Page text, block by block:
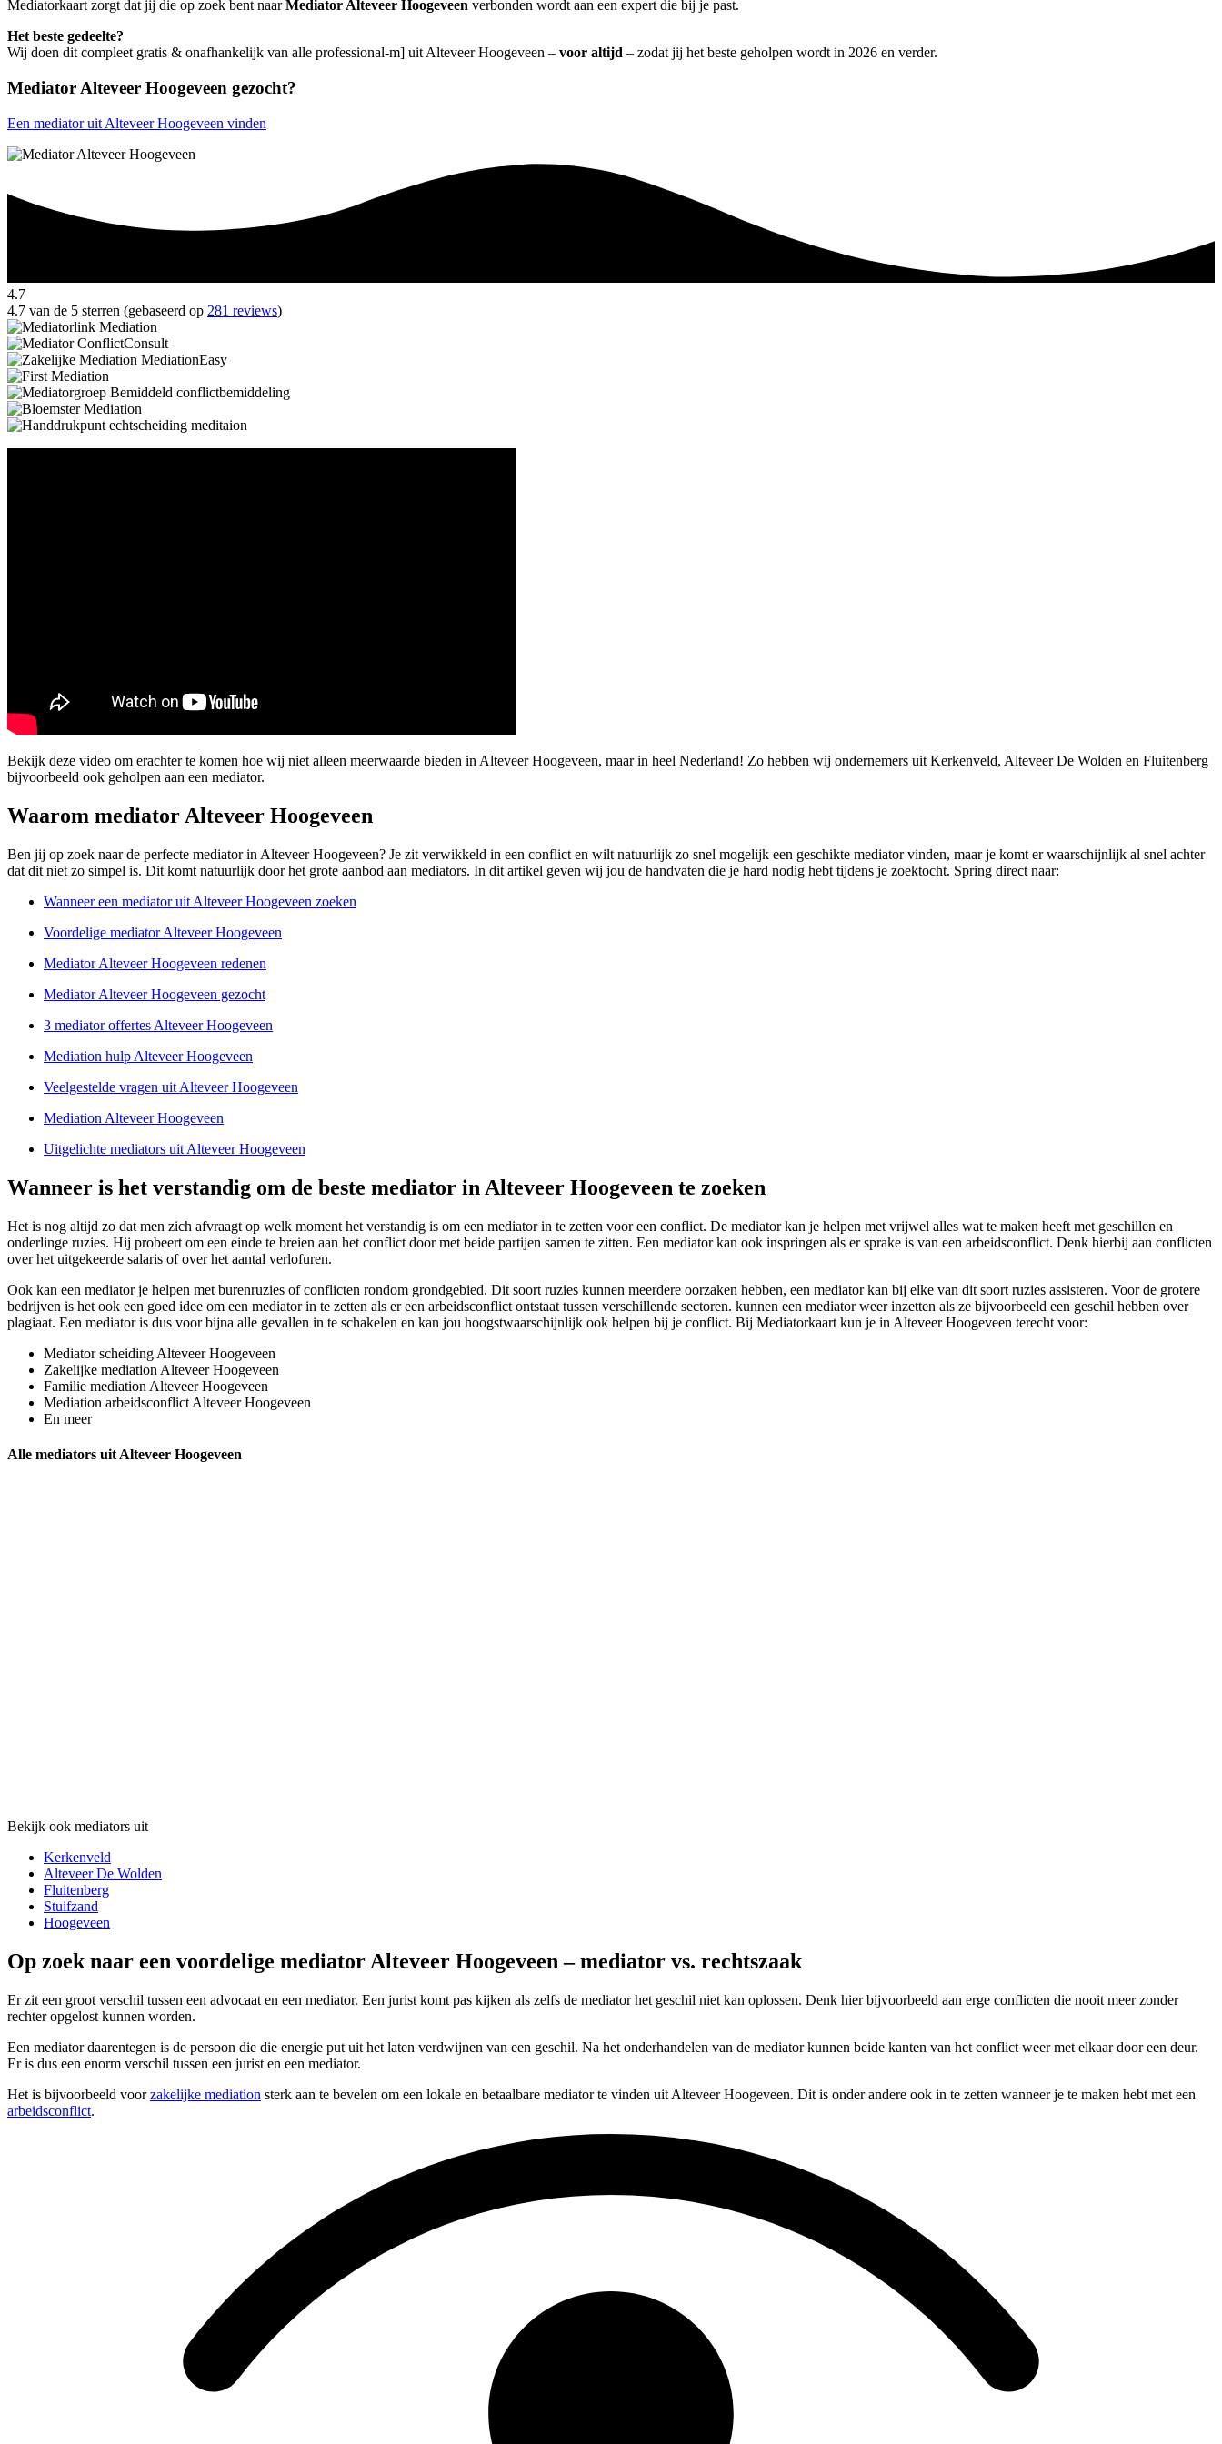
Mediatorkaart zorgt dat jij die op zoek bent naarMediator Alteveer Hoogeveen verbonden wordt aan een expert die bij je past.
Het beste gedeelte?
Wij doen dit compleet gratis & onafhankelijk van alle professional-m] uit Alteveer Hoogeveen – voor altijd – zodat jij het beste geholpen wordt in 2026 en verder.
Mediator Alteveer Hoogeveen gezocht?
Een mediator uit Alteveer Hoogeveen vinden
4.7
4.7 van de 5 sterren (gebaseerd op 281 reviews)
Bekijk deze video om erachter te komen hoe wij niet alleen meerwaarde bieden in Alteveer Hoogeveen, maar in heel Nederland! Zo hebben wij ondernemers uit Kerkenveld, Alteveer De Wolden en Fluitenberg
bijvoorbeeld ook geholpen aan een mediator.
Waarom mediator Alteveer Hoogeveen
Ben jij op zoek naar de perfecte mediator in Alteveer Hoogeveen? Je zit verwikkeld in een conflict en wilt natuurlijk zo snel mogelijk een geschikte mediator vinden, maar je komt er waarschijnlijk al snel achter
dat dit niet zo simpel is. Dit komt natuurlijk door het grote aanbod aan mediators. In dit artikel geven wij jou de handvaten die je hard nodig hebt tijdens je zoektocht. Spring direct naar:
Wanneer een mediator uit Alteveer Hoogeveen zoeken
Voordelige mediator Alteveer Hoogeveen
Mediator Alteveer Hoogeveen redenen
Mediator Alteveer Hoogeveen gezocht
3 mediator offertes Alteveer Hoogeveen
Mediation hulp Alteveer Hoogeveen
Veelgestelde vragen uit Alteveer Hoogeveen
Mediation Alteveer Hoogeveen
Uitgelichte mediators uit Alteveer Hoogeveen
Wanneer is het verstandig om de beste mediator in Alteveer Hoogeveen te zoeken
Het is nog altijd zo dat men zich afvraagt op welk moment het verstandig is om een mediator in te zetten voor een conflict. De mediator kan je helpen met vrijwel alles wat te maken heeft met geschillen en
onderlinge ruzies. Hij probeert om een einde te breien aan het conflict door met beide partijen samen te zitten. Een mediator kan ook inspringen als er sprake is van een arbeidsconflict. Denk hierbij aan conflicten
over het uitgekeerde salaris of over het aantal verlofuren.
Ook kan een mediator je helpen met burenruzies of conflicten rondom grondgebied. Dit soort ruzies kunnen meerdere oorzaken hebben, een mediator kan bij elke van dit soort ruzies assisteren. Voor de grotere
bedrijven is het ook een goed idee om een mediator in te zetten als er een arbeidsconflict ontstaat tussen verschillende sectoren. kunnen een mediator weer inzetten als ze bijvoorbeeld een geschil hebben over
plagiaat. Een mediator is dus voor bijna alle gevallen in te schakelen en kan jou hoogstwaarschijnlijk ook helpen bij je conflict. Bij Mediatorkaart kun je in Alteveer Hoogeveen terecht voor:
Mediator scheiding Alteveer Hoogeveen
Zakelijke mediation Alteveer Hoogeveen
Familie mediation Alteveer Hoogeveen
Mediation arbeidsconflict Alteveer Hoogeveen
En meer
Alle mediators uit Alteveer Hoogeveen
Bekijk ook mediators uit
Kerkenveld
Alteveer De Wolden
Fluitenberg
Stuifzand
Hoogeveen
Op zoek naar een voordelige mediator Alteveer Hoogeveen – mediator vs. rechtszaak
Er zit een groot verschil tussen een advocaat en een mediator. Een jurist komt pas kijken als zelfs de mediator het geschil niet kan oplossen. Denk hier bijvoorbeeld aan erge conflicten die nooit meer zonder
rechter opgelost kunnen worden.
Een mediator daarentegen is de persoon die die energie put uit het laten verdwijnen van een geschil. Na het onderhandelen van de mediator kunnen beide kanten van het conflict weer met elkaar door een deur.
Er is dus een enorm verschil tussen een jurist en een mediator.
Het is bijvoorbeeld voorzakelijke mediation sterk aan te bevelen om een lokale en betaalbare mediator te vinden uit Alteveer Hoogeveen. Dit is onder andere ook in te zetten wanneer je te maken hebt met een
arbeidsconflict.